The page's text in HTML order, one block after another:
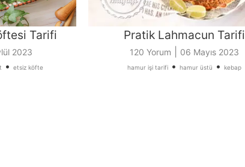
Tarifi
2023
• etsiz köfte
Pratik Lahmacun Tarifi
120 Yorum 06 Mayıs 2023
hamur işi tarifi • hamur üstü • kebap